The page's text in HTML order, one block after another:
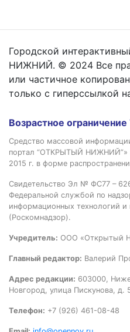
Городской
НИЖНИЙ. © 2024 Все
или частичное
только с гиперссылкой
Возрастное ограничение
Средство массовой
портал “ОТКРЫТЫЙ НИЖНИЙ”»
2015 г. в форме
Свидетельство Эл № ФС77 –
Федеральной службой по
информационных технологий
(Роскомнадзор).
Учредитель: ООО «Открытый
Главный редактор: Валерий
Адрес редакции: 603000,
Новгород, улица Пискунова,
Телефон: +7 (926) 461-08-48